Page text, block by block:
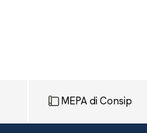
MEPA di Consip